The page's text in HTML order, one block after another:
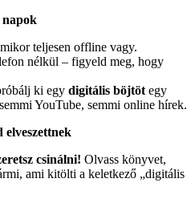
napok
teljesen offline vagy.
nélkül – figyeld meg, hogy
ki egy digitális böjtöt egy
YouTube, semmi online hírek.
elveszettnek
csinálni! Olvass könyvet,
ami kitölti a keletkező „digitális